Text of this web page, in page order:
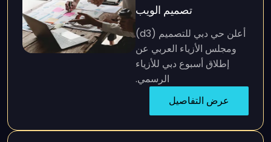
تصميم الويب
أعلن حي دبي للتصميم (d3)
ومجلس الأزياء العربي عن
إطلاق أسبوع دبي للأزياء
الرسمي.
عرض التفاصيل